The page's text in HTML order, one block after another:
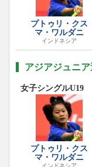
プトゥリ・クス
マ・ワルダニ
インドネシア
アジアジュニア
女子シングルU19
プトゥリ・クス
マ・ワルダニ
インドネシア